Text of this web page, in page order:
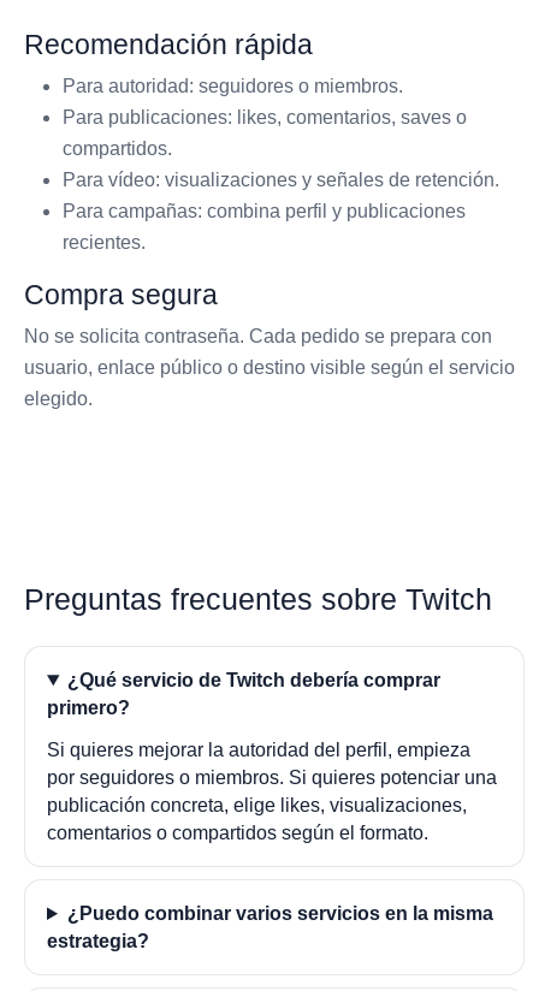
Recomendación rápida
Para autoridad: seguidores o miembros.
Para publicaciones: likes, comentarios, saves o
compartidos.
Para vídeo: visualizaciones y señales de retención.
Para campañas: combina perfil y publicaciones
recientes.
Compra segura
No se solicita contraseña. Cada pedido se prepara con
usuario, enlace público o destino visible según el servicio
elegido.
Preguntas frecuentes sobre Twitch
¿Qué servicio de Twitch debería comprar
primero?
Si quieres mejorar la autoridad del perfil, empieza
por seguidores o miembros. Si quieres potenciar una
publicación concreta, elige likes, visualizaciones,
comentarios o compartidos según el formato.
¿Puedo combinar varios servicios en la misma
estrategia?